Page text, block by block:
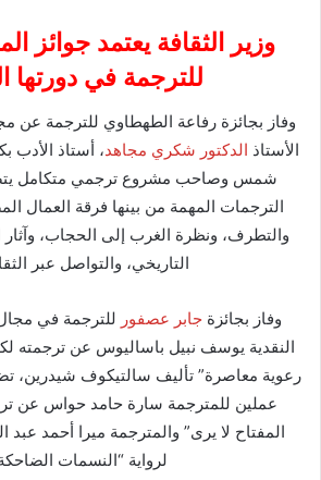
وزير الثقافة يعتمد جوائز
للترجمة في دورتها
وفاز بجائزة رفاعة الطهطاوي للترجمة عن
الأستاذ الدكتور شكري مجاهد، أستاذ الأدب
شمس وصاحب مشروع ترجمي متكامل
الترجمات المهمة من بينها فرقة العمال
والتطرف، ونظرة الغرب إلى الحجاب، وآثار
التاريخي، والتواصل عبر
وفاز بجائزة جابر عصفور للترجمة في
النقدية يوسف نبيل باساليوس عن ترجمته
رعوية معاصرة” تأليف سالتيكوف شيدرين،
عملين للمترجمة سارة حامد حواس عن
المفتاح لا يرى” والمترجمة ميرا أحمد
لرواية “النسمات